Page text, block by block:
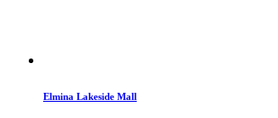
Elmina Lakeside Mall